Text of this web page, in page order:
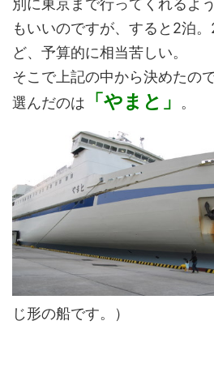
別に東京まで行ってくれるよ
もいいのですが、すると2泊
ど、予算的に相当苦しい。
そこで上記の中から決めたの
選んだのは
「やまと」 。
じ形の船です。）